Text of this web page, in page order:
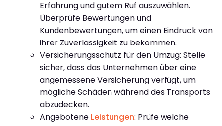
Erfahrung und gutem Ruf auszuwählen.
Überprüfe Bewertungen und
Kundenbewertungen, um einen Eindruck von
ihrer Zuverlässigkeit zu bekommen.
Versicherungsschutz für den Umzug: Stelle
sicher, dass das Unternehmen über eine
angemessene Versicherung verfügt, um
mögliche Schäden während des Transports
abzudecken.
Angebotene Leistungen: Prüfe welche